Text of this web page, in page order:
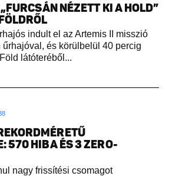
NÉZETT KI A HOLD”
indult el az Artemis II misszió
űrhajóval, és körülbelül 40 percig
látóteréből...
570 HIBA ÉS 3 ZERO-
nagy frissítési csomagot